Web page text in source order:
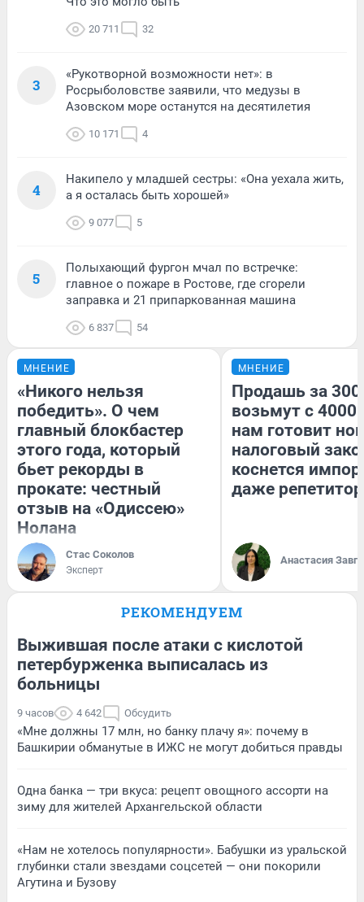
20 711 32
3
«Рукотворной возможности нет»: в
Росрыболовстве заявили, что медузы в
Азовском море останутся на десятилетия
10 171 4
4
Накипело у младшей сестры: «Она уехала жить,
а я осталась быть хорошей»
9 077 5
5
Полыхающий фургон мчал по встречке:
главное о пожаре в Ростове, где сгорели
заправка и 21 припаркованная машина
6 837 54
МНЕНИЕ
«Никого нельзя
победить». О чем
главный блокбастер
этого года, который
бьет рекорды в
прокате: честный
отзыв на «Одиссею»
Нолана
Стас Соколов
Эксперт
МНЕНИЕ
Продашь за
возьмут с
нам готовит
налоговый
коснется
даже
Анастасия
РЕКОМЕНДУЕМ
Выжившая после атаки с кислотой
петербурженка выписалась из
больницы
9 часов 4 642 Обсудить
«Мне должны 17 млн, но банку плачу я»: почему в
Башкирии обманутые в ИЖС не могут добиться правды
Одна банка — три вкуса: рецепт овощного ассорти на
зиму для жителей Архангельской области
«Нам не хотелось популярности». Бабушки из уральской
глубинки стали звездами соцсетей — они покорили
Агутина и Бузову